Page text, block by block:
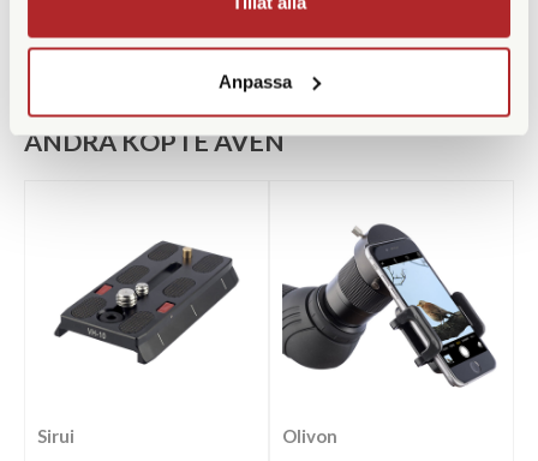
Anpassa
ANDRA KÖPTE ÄVEN
Sirui Olivon